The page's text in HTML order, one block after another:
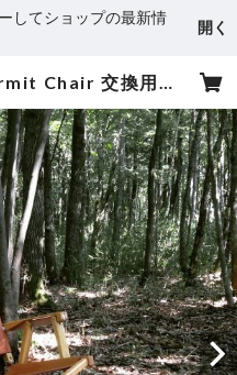
してショップの最新情
開く
カーミットチェア / Kermit Chair 交換用レザーファブリック CAMP | 皮美輝や